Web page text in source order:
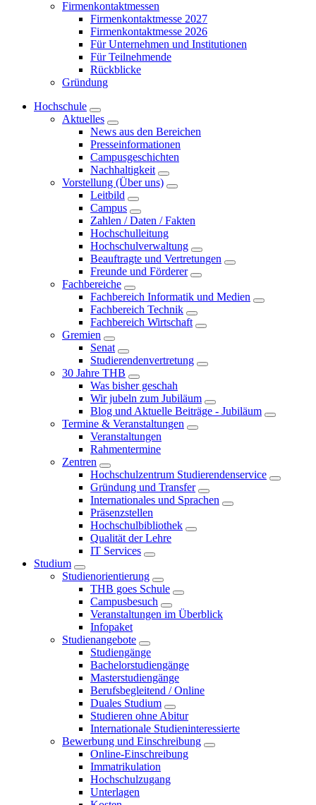
Firmenkontaktmessen
Firmenkontaktmesse 2027
Firmenkontaktmesse 2026
Für Unternehmen und Institutionen
Für Teilnehmende
Rückblicke
Gründung
Hochschule
Aktuelles
News aus den Bereichen
Presseinformationen
Campusgeschichten
Nachhaltigkeit
Vorstellung (Über uns)
Leitbild
Campus
Zahlen / Daten / Fakten
Hochschulleitung
Hochschulverwaltung
Beauftragte und Vertretungen
Freunde und Förderer
Fachbereiche
Fachbereich Informatik und Medien
Fachbereich Technik
Fachbereich Wirtschaft
Gremien
Senat
Studierendenvertretung
30 Jahre THB
Was bisher geschah
Wir jubeln zum Jubiläum
Blog und Aktuelle Beiträge - Jubiläum
Termine & Veranstaltungen
Veranstaltungen
Rahmentermine
Zentren
Hochschulzentrum Studierendenservice
Gründung und Transfer
Internationales und Sprachen
Präsenzstellen
Hochschulbibliothek
Qualität der Lehre
IT Services
Studium
Studienorientierung
THB goes Schule
Campusbesuch
Veranstaltungen im Überblick
Infopaket
Studienangebote
Studiengänge
Bachelorstudiengänge
Masterstudiengänge
Berufsbegleitend / Online
Duales Studium
Studieren ohne Abitur
Internationale Studieninteressierte
Bewerbung und Einschreibung
Online-Einschreibung
Immatrikulation
Hochschulzugang
Unterlagen